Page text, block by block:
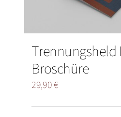
VIDEO
ÜBER
Trennungsheld
Broschüre
29,90€